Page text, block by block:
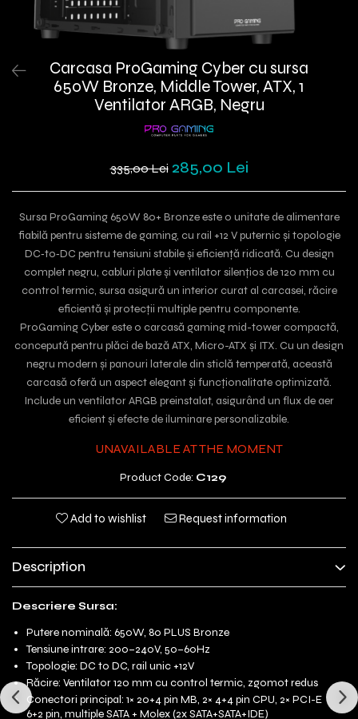
Carcasa ProGaming Cyber cu sursa
650W Bronze, Middle Tower, ATX, 1
Ventilator ARGB, Negru
335,00 Lei 285,00 Lei
Sursa ProGaming 650W 80+ Bronze este o unitate de alimentare
fiabilă pentru sisteme de gaming, cu rail +12 V puternic și topologie
DC‑to‑DC pentru tensiuni stabile și eficiență ridicată. Cu design
complet negru, cabluri plate și ventilator silențios de 120 mm cu
control termic, sursa asigură un interior curat al carcasei, răcire
eficientă și protecții multiple pentru componente.
ProGaming Cyber este o carcasă gaming mid-tower compactă,
concepută pentru plăci de bază ATX, Micro-ATX și ITX. Cu un design
negru modern și panouri laterale din sticlă temperată, această
carcasă oferă un aspect elegant și funcționalitate optimizată.
Include un ventilator ARGB preinstalat, asigurând un flux de aer
eficient și efecte de iluminare personalizabile.
UNAVAILABLE AT THE MOMENT
Product Code: C129
Add to wishlist Request information
Description
Descriere Sursa:
Putere nominală: 650W, 80 PLUS Bronze
Tensiune intrare: 200–240V, 50–60Hz
Topologie: DC to DC, rail unic +12V
Răcire: Ventilator 120 mm cu control termic, zgomot redus
Conectori principal: 1× 20+4 pin MB, 2× 4+4 pin CPU, 2× PCI-E
6+2 pin, multiple SATA + Molex (2x SATA+SATA+IDE)